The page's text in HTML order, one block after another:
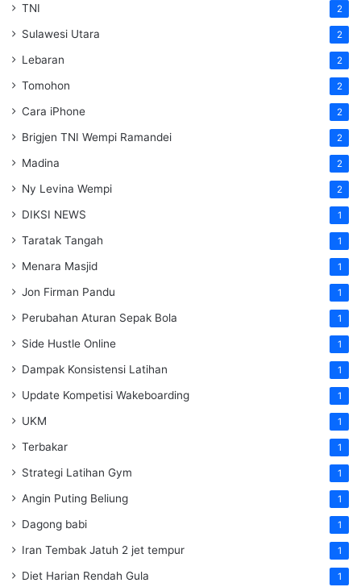
TNI 2
Sulawesi Utara 2
Lebaran 2
Tomohon 2
Cara iPhone 2
Brigjen TNI Wempi Ramandei 2
Madina 2
Ny Levina Wempi 2
DIKSI NEWS 1
Taratak Tangah 1
Menara Masjid 1
Jon Firman Pandu 1
Perubahan Aturan Sepak Bola 1
Side Hustle Online 1
Dampak Konsistensi Latihan 1
Update Kompetisi Wakeboarding 1
UKM 1
Terbakar 1
Strategi Latihan Gym 1
Angin Puting Beliung 1
Dagong babi 1
Iran Tembak Jatuh 2 jet tempur 1
Diet Harian Rendah Gula 1